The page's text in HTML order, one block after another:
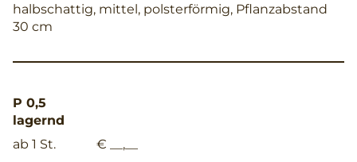
halbschattig, mittel, polsterförmig, Pflanzabstand
30 cm
P 0,5
lagernd
ab 1 St.
€ __,__